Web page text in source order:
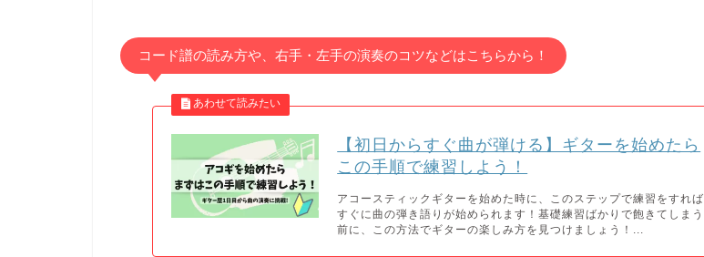
コード譜の読み方や、右手・左手の演奏のコツなどはこちらから！
【初日からすぐ曲が弾ける】ギターを始めたら
この手順で練習しよう！
アコースティックギターを始めた時に、このステップで練習をすれば
すぐに曲の弾き語りが始められます！基礎練習ばかりで飽きてしまう
前に、この方法でギターの楽しみ方を見つけましょう！...